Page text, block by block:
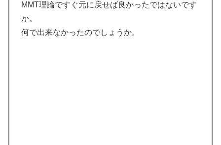
MMT理論ですぐ元に戻せば良かったではないです
か。
何で出来なかったのでしょうか。